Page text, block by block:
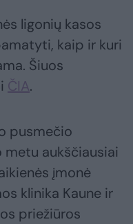
ligonių kasos
kaip ir kuri
Šiuos
ČIA.
pusmečio
aukščiausiai
įmonė
klinika Kaune ir
priežiūros